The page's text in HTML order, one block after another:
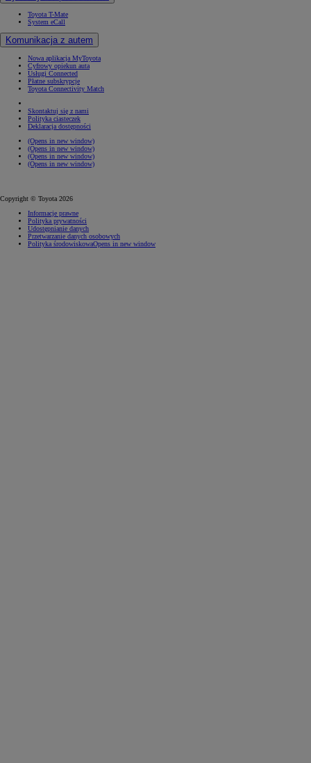
Toyota T-Mate
System eCall
Komunikacja z autem
Nowa aplikacja MyToyota
Cyfrowy opiekun auta
Usługi Connected
Płatne subskrypcje
Toyota Connectivity Match
Skontaktuj się z nami
Polityka ciasteczek
Deklaracja dostępności
(Opens in new window)
(Opens in new window)
(Opens in new window)
(Opens in new window)
Copyright © Toyota 2026
Informacje prawne
Polityka prywatności
Udostępnianie danych
Przetwarzanie danych osobowych
Polityka środowiskowaOpens in new window